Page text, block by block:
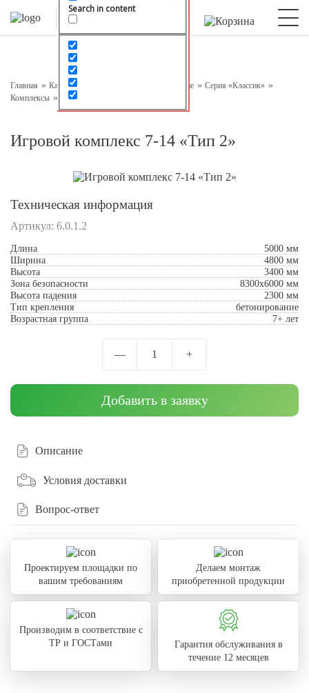
Search in content
Главная Каталог Детское игровое оборудование
Серия «Классик»
Комплексы
Игровой комплекс 7-14 «Тип 2»
Игровой комплекс 7-14 «Тип 2»
Техническая информация
Артикул: 6.0.1.2
Длина
5000 мм
Ширина
4800 мм
Высота
3400 мм
Зона безопасности
8300x6000 мм
Высота падения
2300 мм
Тип крепления
бетонирование
Возрастная группа
7+ лет
— 1 +
Добавить в заявку
Описание
Условия доставки
Вопрос-ответ
Проектируем площадки по
вашим требованиям
Делаем монтаж
приобретенной продукции
Производим в соответствие с
ТР и ГОСТами
Гарантия обслуживания в
течение 12 месяцев
Оставьте заявку на консультацию
Наш менеджер свяжется с вами в ближайшее время
Подтверждаю свое согласие с
персональных данных
Отправить